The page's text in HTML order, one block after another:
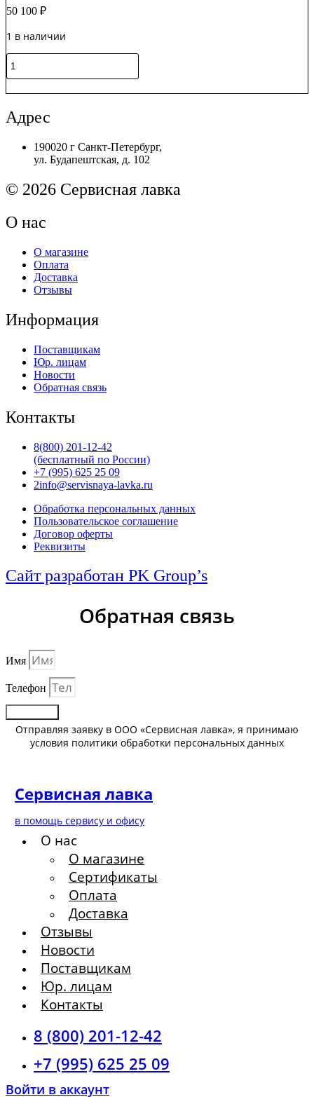
ADF
сборе
M429
Original
50 100 ₽
1 в наличии
Количество
товара
7203
J1H98-
Автоподатчик
M631/M632
Original
Адрес
190020 г Санкт-Петербург,
ул. Будапештская, д. 102
© 2026 Сервисная лавка
О нас
О магазине
Оплата
Доставка
Отзывы
Информация
Поставщикам
Юр. лицам
Новости
Обратная связь
Контакты
8(800) 201-12-42
(бесплатный по России)
+7 (995) 625 25 09
2info@servisnaya-lavka.ru
Обработка персональных данных
Пользовательское соглашение
Договор оферты
Реквизиты
Сайт разработан PK Group’s
Обратная связь
Имя
Телефон
Отправляя заявку в ООО «Сервисная лавка», я принимаю
условия политики обработки персональных данных
Сервисная лавка
в помощь сервису и офису
О нас
О магазине
Сертификаты
Оплата
Доставка
Отзывы
Новости
Поставщикам
Юр. лицам
Контакты
8 (800) 201-12-42
+7 (995) 625 25 09
Войти в аккаунт